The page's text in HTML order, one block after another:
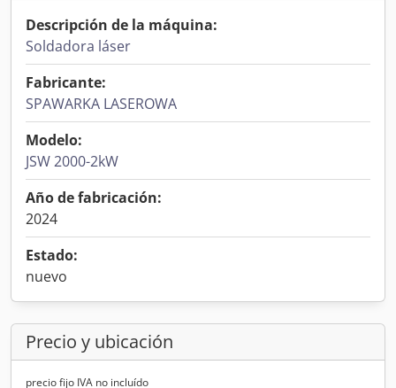
Descripción de la máquina:
Soldadora láser
Fabricante:
SPAWARKA LASEROWA
Modelo:
JSW 2000-2kW
Año de fabricación:
2024
Estado:
nuevo
Precio y ubicación
precio fijo IVA no incluído